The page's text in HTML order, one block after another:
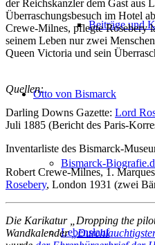
Beiträge und
Otto von Bismarck
Bismarck-
Lebenslauf
der Reichskanzler dem Gast aus
Überraschungsbesuch im Hotel
Crewe-Milnes, pflegte Rosebery
seinem Leben nur zwei
Queen Victoria und sein
Quellen:
Darling Downs Gazette: Lord
Juli 1885 (Bericht des Paris-
Inventarliste des Bismarck-
Robert Crewe-Milnes, 1.
Rosebery, London 1931 (zwei
Die Karikatur „Dropping the
Wandkalender